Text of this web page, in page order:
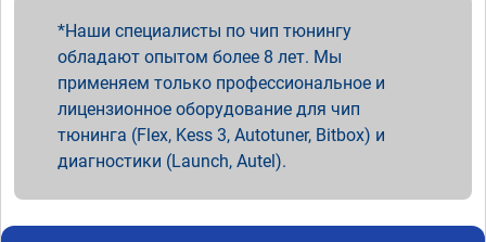
Наши специалисты по чип тюнингу
обладают опытом более 8 лет. Мы
применяем только профессиональное и
лицензионное оборудование для чип
тюнинга (Flex, Kess 3, Autotuner, Bitbox) и
диагностики (Launch, Autel).